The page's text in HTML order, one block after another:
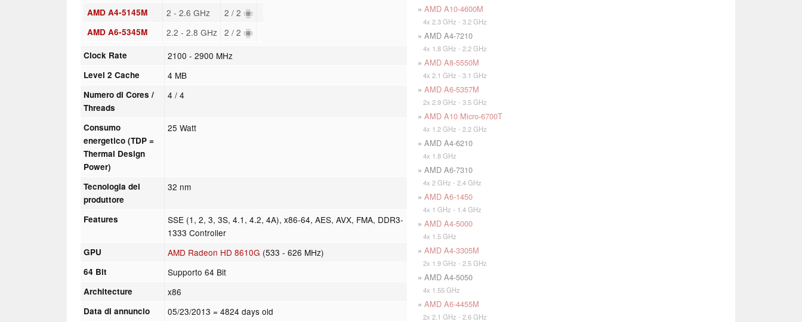
AMD A4-5145M 2 - 2.6 GHz 2 / 2
AMD A6-5345M 2.2 - 2.8 GHz 2 / 2
Clock Rate 2100 - 2900 MHz
Level 2 Cache 4 MB
Numero di Cores /
Threads
4 / 4
Consumo
energetico (TDP =
Thermal Design
Power)
25 Watt
Tecnologia del
produttore
32 nm
Features
SSE (1, 2, 3, 3S, 4.1, 4.2, 4A), x86-64, AES, AVX, FMA, DDR3-
1333 Controller
GPU AMD Radeon HD 8610G (533 - 626 MHz)
64 Bit Supporto 64 Bit
Architecture x86
Data di annuncio 05/23/2013 = 4824 days old
» AMD A10-4600M
4x 2.3 GHz - 3.2 GHz
» AMD A4-7210
4x 1.8 GHz - 2.2 GHz
» AMD A8-5550M
4x 2.1 GHz - 3.1 GHz
» AMD A6-5357M
2x 2.9 GHz - 3.5 GHz
» AMD A10 Micro-6700T
4x 1.2 GHz - 2.2 GHz
» AMD A4-6210
4x 1.8 GHz
» AMD A6-7310
4x 2 GHz - 2.4 GHz
» AMD A6-1450
4x 1 GHz - 1.4 GHz
» AMD A4-5000
4x 1.5 GHz
» AMD A4-3305M
2x 1.9 GHz - 2.5 GHz
» AMD A4-5050
4x 1.55 GHz
» AMD A6-4455M
2x 2.1 GHz - 2.6 GHz